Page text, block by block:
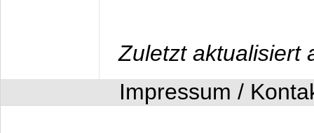
Zuletzt aktualisiert
Impressum /